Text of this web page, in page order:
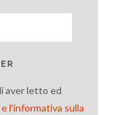
aver letto ed
l'informativa sulla